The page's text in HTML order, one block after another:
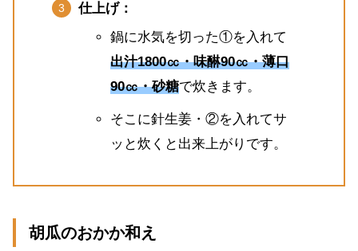
仕上げ：
鍋に水気を切った①を入れて
出汁1800㏄・味醂90㏄・薄口
90㏄・砂糖で炊きます。
そこに針生姜・②を入れてサ
ッと炊くと出来上がりです。
胡瓜のおかか和え